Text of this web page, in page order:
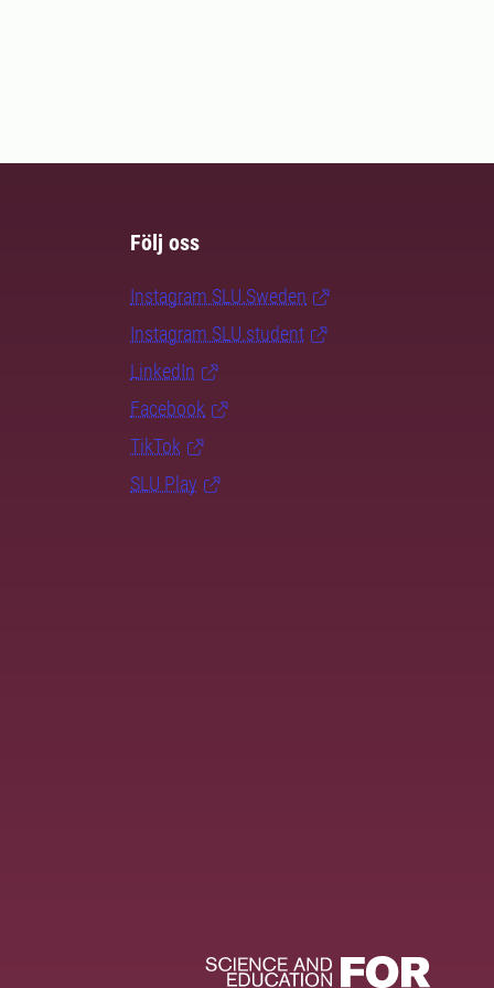
Följ oss
Instagram SLU.Sweden
Instagram SLU.student
LinkedIn
Facebook
TikTok
SLU Play